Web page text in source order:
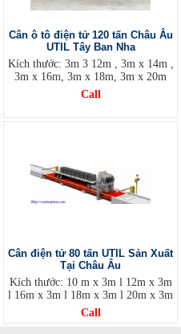
Cân ô tô điện tử 120 tấn Châu Âu
UTIL Tây Ban Nha
Kích thước: 3m 3 12m , 3m x 14m ,
3m x 16m, 3m x 18m, 3m x 20m
Call
Cân điện tử 80 tấn UTIL Sản Xuất
Tại Châu Âu
Kích thước: 10 m x 3m l 12m x 3m
l 16m x 3m l 18m x 3m l 20m x 3m
Call